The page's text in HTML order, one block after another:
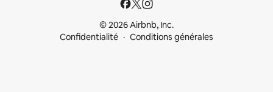
© 2026 Airbnb, Inc.
Confidentialité
Conditions générales